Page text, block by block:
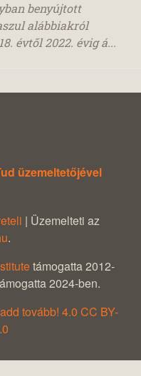
benyújtott
alábbiakról
évtől 2022. évig á...
üzemeltetőjével
| Üzemelteti az
.
támogatta 2012-
2024-ben.
tovább! 4.0 CC BY-